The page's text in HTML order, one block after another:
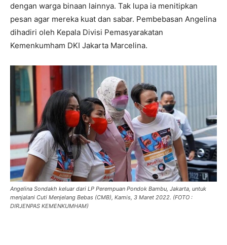
dengan warga binaan lainnya. Tak lupa ia menitipkan
pesan agar mereka kuat dan sabar. Pembebasan Angelina
dihadiri oleh Kepala Divisi Pemasyarakatan
Kemenkumham DKI Jakarta Marcelina.
Angelina Sondakh keluar dari LP Perempuan Pondok Bambu, Jakarta, untuk
menjalani Cuti Menjelang Bebas (CMB), Kamis, 3 Maret 2022. (FOTO :
DIRJENPAS KEMENKUMHAM)